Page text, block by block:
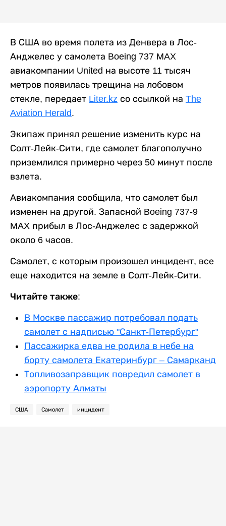
В США во время полета из Денвера в Лос-
Анджелес у самолета Boeing 737 MAX
авиакомпании United на высоте 11 тысяч
метров появилась трещина на лобовом
стекле, передает Liter.kz со ссылкой на The
Aviation Herald.
Экипаж принял решение изменить курс на
Солт-Лейк-Сити, где самолет благополучно
приземлился примерно через 50 минут после
взлета.
Авиакомпания сообщила, что самолет был
изменен на другой. Запасной Boeing 737-9
MAX прибыл в Лос-Анджелес с задержкой
около 6 часов.
Самолет, с которым произошел инцидент, все
еще находится на земле в Солт-Лейк-Сити.
Читайте также:
В Москве пассажир потребовал подать
самолет с надписью "Санкт-Петербург"
Пассажирка едва не родила в небе на
борту самолета Екатеринбург – Самарканд
Топливозаправщик повредил самолет в
аэропорту Алматы
США Самолет инцидент